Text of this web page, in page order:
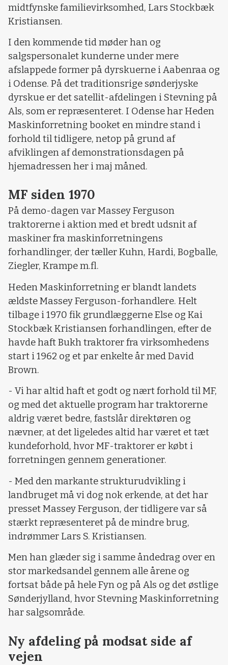
midtfynske familievirksomhed, Lars Stockbæk
Kristiansen.
I den kommende tid møder han og
salgspersonalet kunderne under mere
afslappede former på dyrskuerne i Aabenraa og
i Odense. På det traditionsrige sønderjyske
dyrskue er det satellit-afdelingen i Stevning på
Als, som er repræsenteret. I Odense har Heden
Maskinforretning booket en mindre stand i
forhold til tidligere, netop på grund af
afviklingen af demonstrationsdagen på
hjemadressen her i maj måned.
MF siden 1970
På demo-dagen var Massey Ferguson
traktorerne i aktion med et bredt udsnit af
maskiner fra maskinforretningens
forhandlinger, der tæller Kuhn, Hardi, Bogballe,
Ziegler, Krampe m.fl.
Heden Maskinforretning er blandt landets
ældste Massey Ferguson-forhandlere. Helt
tilbage i 1970 fik grundlæggerne Else og Kai
Stockbæk Kristiansen forhandlingen, efter de
havde haft Bukh traktorer fra virksomhedens
start i 1962 og et par enkelte år med David
Brown.
- Vi har altid haft et godt og nært forhold til MF,
og med det aktuelle program har traktorerne
aldrig været bedre, fastslår direktøren og
nævner, at det ligeledes altid har været et tæt
kundeforhold, hvor MF-traktorer er købt i
forretningen gennem generationer.
- Med den markante strukturudvikling i
landbruget må vi dog nok erkende, at det har
presset Massey Ferguson, der tidligere var så
stærkt repræsenteret på de mindre brug,
indrømmer Lars S. Kristiansen.
Men han glæder sig i samme åndedrag over en
stor markedsandel gennem alle årene og
fortsat både på hele Fyn og på Als og det østlige
Sønderjylland, hvor Stevning Maskinforretning
har salgsområde.
Ny afdeling på modsat side af
vejen